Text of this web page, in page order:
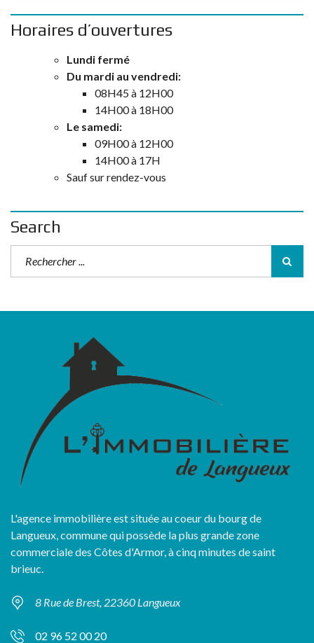
Horaires d’ouvertures
Lundi fermé
Du mardi au vendredi:
08H45 à 12H00
14H00 à 18H00
Le samedi:
09H00 à 12H00
14H00 à 17H
Sauf sur rendez-vous
Search
L'agence immobilière est située au coeur du bourg de
Langueux, commune qui possède la plus grande zone
commerciale des Côtes d'Armor, à cinq minutes de saint
brieuc.
8 Rue de Brest, 22360 Langueux
02 96 52 00 20